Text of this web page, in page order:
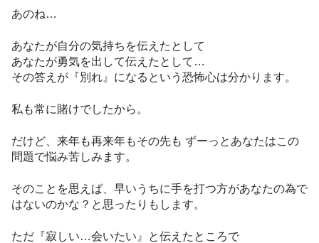
あのね…
あなたが自分の気持ちを伝えたとして
あなたが勇気を出して伝えたとして…
その答えが『別れ』になるという恐怖心は分かります。
私も常に賭けでしたから。
だけど、来年も再来年もその先も ずーっとあなたはこの
問題で悩み苦しみます。
そのことを思えば、早いうちに手を打つ方があなたの為で
はないのかな？と思ったりもします。
ただ『寂しい…会いたい』と伝えたところで